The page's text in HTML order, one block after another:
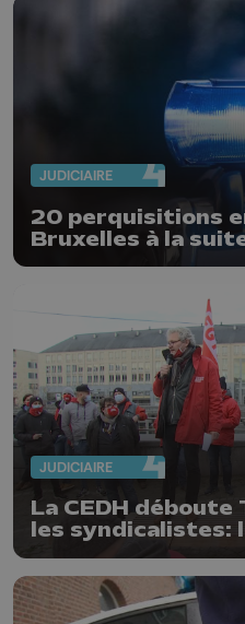
JUDICIAIRE
20 perquisitions
Bruxelles à la
fraude sociale
JUDICIAIRE
La CEDH
les syndicalistes: